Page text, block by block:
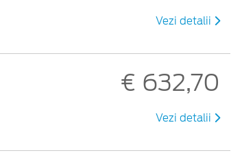
Vezi detalii
€ 632,70
Vezi detalii